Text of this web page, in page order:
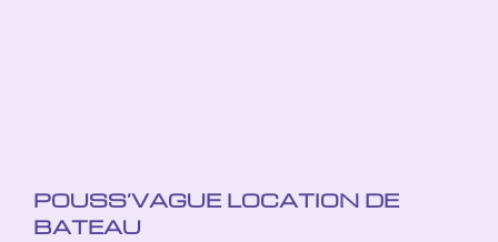
POUSS’VAGUE LOCATION DE
BATEAU